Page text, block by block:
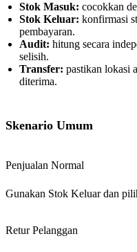
Stok Masuk: cocokkan
Stok Keluar: konfirmasi
pembayaran.
Audit: hitung secara
selisih.
Transfer: pastikan lokasi
diterima.
Skenario Umum
Penjualan Normal
Gunakan Stok Keluar dan
Retur Pelanggan